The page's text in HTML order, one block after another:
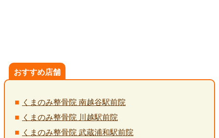
おすすめ店舗
くまのみ整骨院 南越谷駅前院
くまのみ整骨院 川越駅前院
くまのみ整骨院 武蔵浦和駅前院